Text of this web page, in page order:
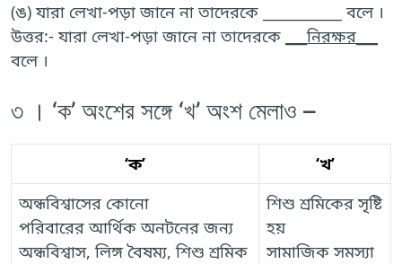
(ঙ) যারা লেখা-পড়া জানে না তাদেরকে ___________ বলে ।
উত্তর:- যারা লেখা-পড়া জানে না তাদেরকে
___নিরক্ষর___
বলে ।
৩ । ‘ক’ অংশের সঙ্গে ‘খ’ অংশ মেলাও –
‘ক’
‘খ’
অন্ধবিশ্বাসের কোনো
পরিবারের আর্থিক অনটনের জন্য
অন্ধবিশ্বাস, লিঙ্গ বৈষম্য, শিশু শ্রমিক
শিশু শ্রমিকের সৃষ্টি
হয়
সামাজিক সমস্যা